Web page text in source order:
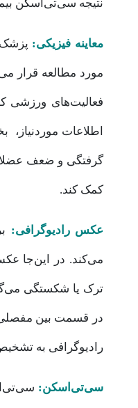
نتیجه سی‌تی‌اسکن
معاینه فیزیکی: پزشک
مورد مطالعه قرار
فعالیت‌های ورزشی
اطلاعات
گرفتگی و ضعف
کمک کند.
عکس رادیوگرافی:
می‌کند. در این‌جا
ترک یا شکستگی
در قسمت بین
رادیوگرافی به
سی‌تی‌اسکن: